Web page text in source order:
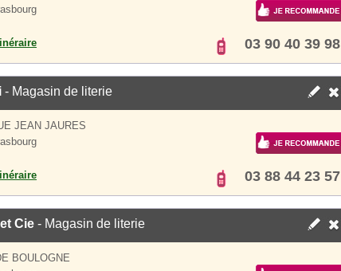
03 90 40 39 98
- Magasin de literie
JEAN JAURES
03 88 44 23 57
Cie - Magasin de literie
BOULOGNE